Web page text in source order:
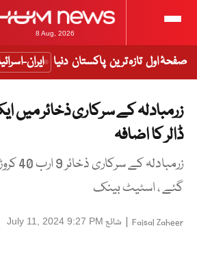
8 Aug, 2026
صفحۂ اول تازہ ترین پاکستان دنیا ایران-
ڈالر کا اضافہ
گئے ، اسٹیٹ بینک
Faisal Zaheer
| شائع July 11, 2024 9:27 PM